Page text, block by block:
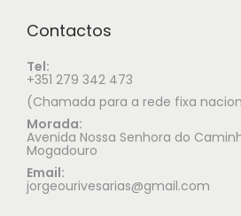
Contactos
Tel:
+351 279 342 473
(Chamada para a rede fixa
Morada:
Avenida Nossa Senhora do
Mogadouro
Email:
jorgeourivesarias@gmail.com